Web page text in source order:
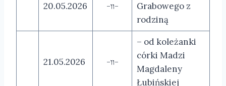
20.05.2026 -װ-
Grabowego z
rodziną
21.05.2026 -װ-
– od koleżanki
córki Madzi
Magdaleny
Łubińskiej